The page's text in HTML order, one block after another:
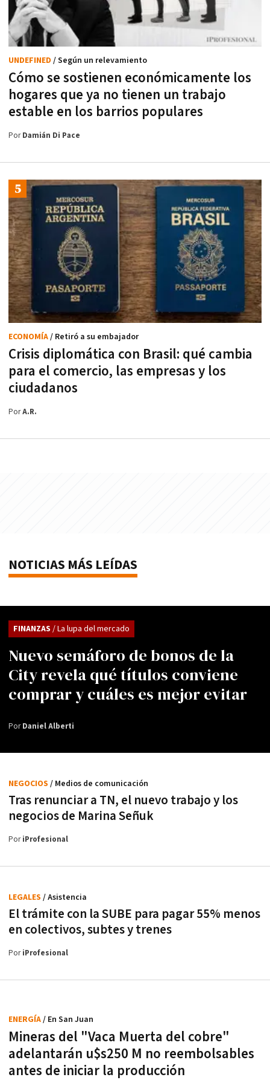
Cómo se sostienen económicamente los
hogares que ya no tienen un trabajo
estable en los barrios populares
UNDEFINED / Según un relevamiento
PorDamián Di Pace
Crisis diplomática con Brasil: qué cambia
para el comercio, las empresas y los
ciudadanos
ECONOMÍA/ Retiró a su embajador
PorA.R.
NOTICIAS MÁS LEÍDAS
Nuevo semáforo de bonos de la
City revela qué títulos conviene
comprar y cuáles es mejor evitar
FINANZAS / La lupa del mercado
PorDaniel Alberti
Tras renunciar a TN, el nuevo trabajo y los
negocios de Marina Señuk
NEGOCIOS / Medios de comunicación
PoriProfesional
El trámite con la SUBE para pagar 55% menos
en colectivos, subtes y trenes
LEGALES / Asistencia
PoriProfesional
Mineras del "Vaca Muerta del cobre"
adelantarán u$s250 M no reembolsables
antes de iniciar la producción
ENERGÍA/ En San Juan